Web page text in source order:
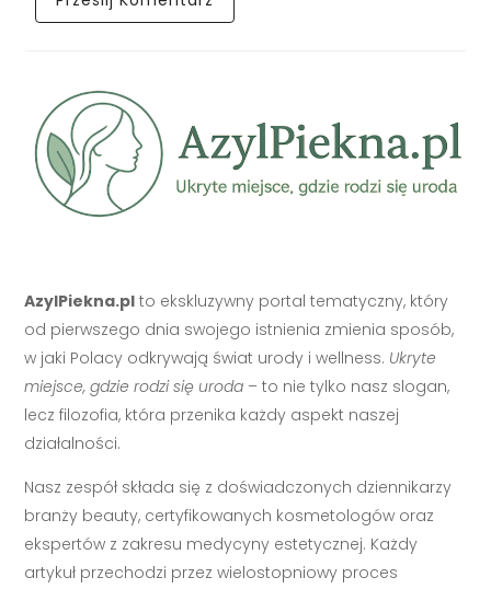
AzylPiekna.pl to ekskluzywny portal tematyczny, który
od pierwszego dnia swojego istnienia zmienia sposób,
w jaki Polacy odkrywają świat urody i wellness. Ukryte
miejsce, gdzie rodzi się uroda – to nie tylko nasz slogan,
lecz filozofia, która przenika każdy aspekt naszej
działalności.
Nasz zespół składa się z doświadczonych dziennikarzy
branży beauty, certyfikowanych kosmetologów oraz
ekspertów z zakresu medycyny estetycznej. Każdy
artykuł przechodzi przez wielostopniowy proces